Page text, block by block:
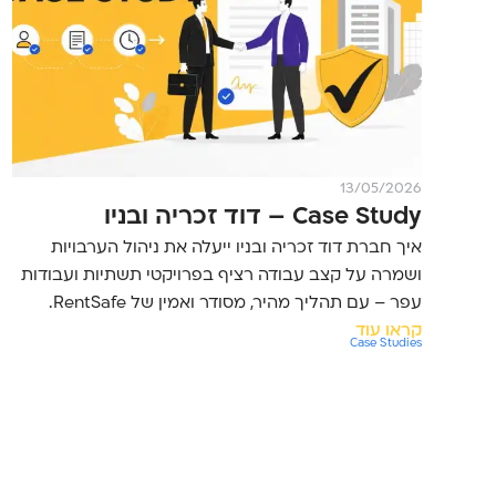
13/05/2026
Case Study – דוד זכריה ובניו
איך חברת דוד זכריה ובניו ייעלה את ניהול הערבויות
ושמרה על קצב עבודה רציף בפרויקטי תשתיות ועבודות
עפר – עם תהליך מהיר, מסודר ואמין של RentSafe.
קראו עוד
Case Studies